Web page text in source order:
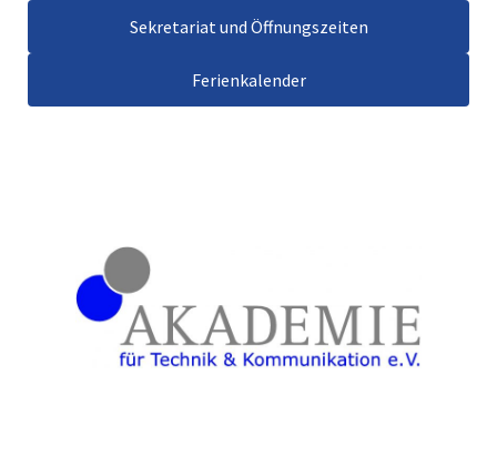
Sekretariat und Öffnungszeiten
Ferienkalender